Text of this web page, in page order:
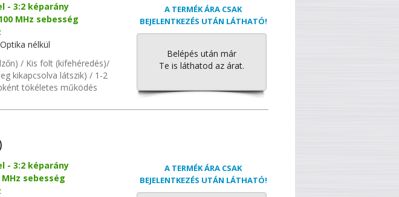
- 3:2 képarány
MHz sebesség
nélkül
/ Kis folt (kifehéredés)/
kikapcsolva látszik) / 1-2
tökéletes működés
A TERMÉK ÁRA CSAK
BEJELENTKEZÉS UTÁN LÁTHATÓ!
Belépés után már
Te is láthatod az árat.
- 3:2 képarány
MHz sebesség
A TERMÉK ÁRA CSAK
BEJELENTKEZÉS UTÁN LÁTHATÓ!